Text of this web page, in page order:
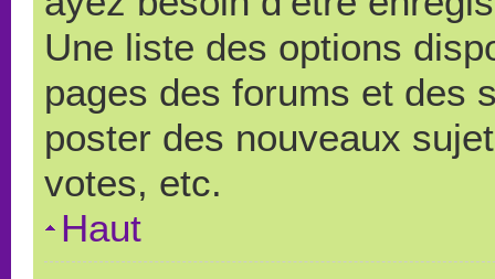
Une liste des options
pages des forums et des
poster des nouveaux
votes, etc.
Haut